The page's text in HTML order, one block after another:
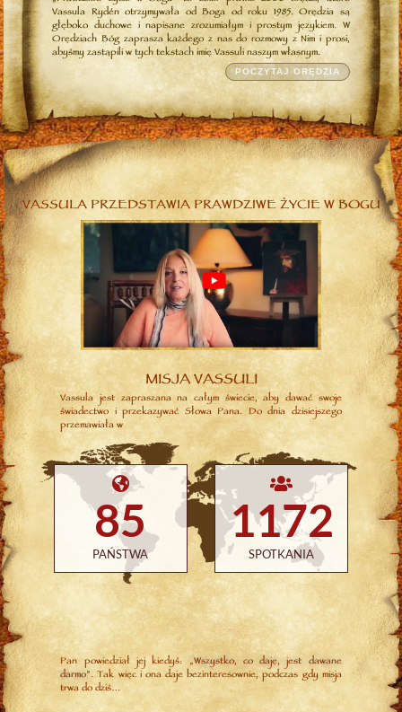
Vassula Rydén otrzymywała od Boga od roku 1985. Orędzia są
głęboko duchowe i napisane zrozumiałym i prostym językiem. W
Orędziach Bóg zaprasza każdego z nas do rozmowy z Nim i prosi,
abyśmy zastąpili w tych tekstach imię Vassuli naszym własnym.
POCZYTAJ ORĘDZIA
VASSULA PRZEDSTAWIA PRAWDZIWE ŻYCIE W BOGU
MISJA VASSULI
Vassula jest zapraszana na całym świecie, aby dawać swoje
świadectwo i przekazywać Słowa Pana. Do dnia dzisiejszego
przemawiała w
85
PAŃSTWA
1172
SPOTKANIA
Pan powiedział jej kiedyś: „Wszystko, co daję, jest dawane
darmo”. Tak więc i ona daje bezinteresownie, podczas gdy misja
trwa do dziś…